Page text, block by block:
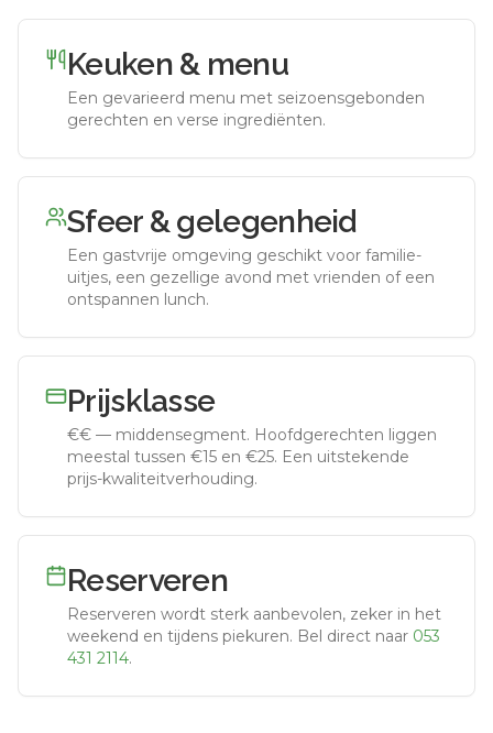
Keuken & menu
Een gevarieerd menu met seizoensgebonden
gerechten en verse ingrediënten.
Sfeer & gelegenheid
Een gastvrije omgeving geschikt voor familie-
uitjes, een gezellige avond met vrienden of een
ontspannen lunch.
Prijsklasse
€€ — middensegment. Hoofdgerechten liggen
meestal tussen €15 en €25. Een uitstekende
prijs-kwaliteitverhouding.
Reserveren
Reserveren wordt sterk aanbevolen, zeker in het
weekend en tijdens piekuren. Bel direct naar 053
431 2114.